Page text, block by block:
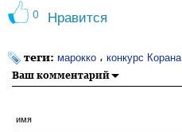
0 Нравится
теги: марокко ، конкурс Корана
Ваш комментарий
имя